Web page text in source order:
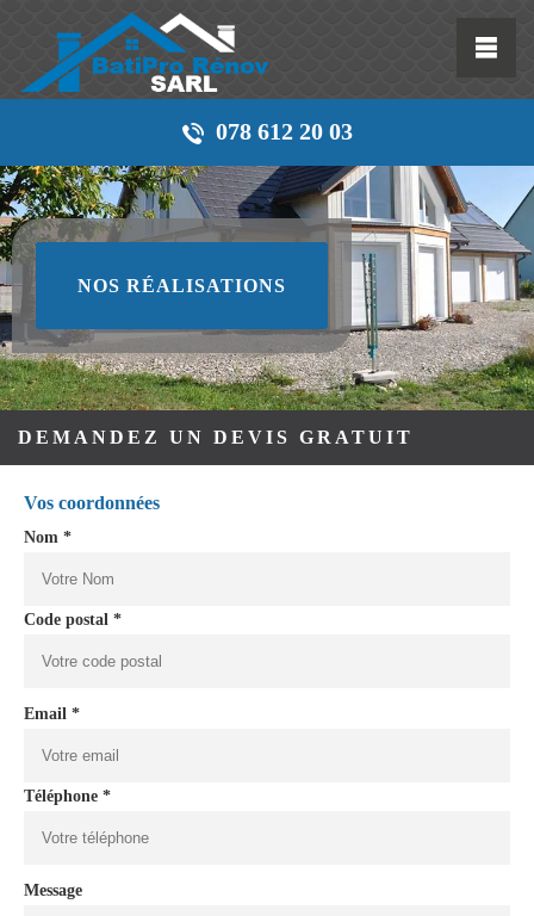
078 612 20 03
NOS RÉALISATIONS
DEMANDEZ UN DEVIS GRATUIT
Vos coordonnées
Nom *
Code postal *
Email *
Téléphone *
Message